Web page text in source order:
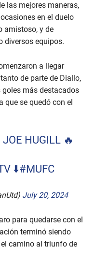
las mejores maneras,
en el duelo
amistoso, y de
diversos equipos.
a llegar
de parte de Diallo,
más destacados
que se quedó con el
HUGILL 🔥
⬇️#MUFC
July 20, 2024
para quedarse con el
terminó siendo
camino al triunfo de